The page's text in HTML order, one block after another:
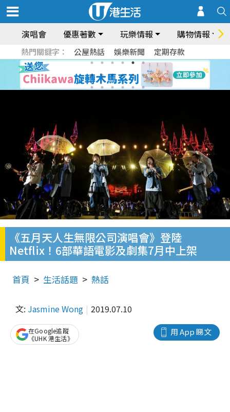
演唱會 優惠著數 玩樂情報 購物情報
熱門關鍵字： 公屋熱話 娛樂新聞 定期存款
《五月天人生無限公司演唱會》登陸
Netflix！6部華語電影及劇集7月中上架
首頁 生活話題 熱話
文: Jasmine Wong 2019.07.10
用 App 睇文
在Google追蹤
《UHK 港生活》